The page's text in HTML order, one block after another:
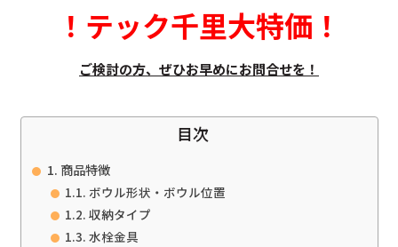
！ テック千里大特価 ！
ご検討の方、ぜひお早めにお問合せを！
目次
商品特徴
ボウル形状・ボウル位置
収納タイプ
水栓金具